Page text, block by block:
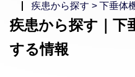
疾患から探す > 下垂体
疾患から探す｜下
する情報